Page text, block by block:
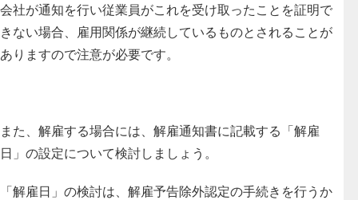
会社が通知を行い従業員がこれを受け取ったことを証明で
きない場合、雇用関係が継続しているものとされることが
ありますので注意が必要です。
また、解雇する場合には、解雇通知書に記載する「解雇
日」の設定について検討しましょう。
「解雇日」の検討は、解雇予告除外認定の手続きを行うか